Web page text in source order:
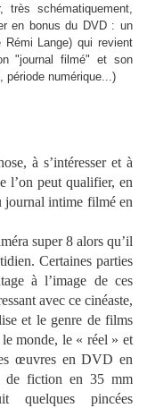
schématiquement,
en bonus du DVD : un
Lange) qui revient
"journal filmé" et son
période numérique...)
à s’intéresser et à
l’on peut qualifier, en
journal intime filmé en
super 8 alors qu’il
Certaines parties
à l’image de ces
avec ce cinéaste,
et le genre de films
monde, le « réel » et
œuvres en DVD en
de fiction en 35 mm
quelques pincées